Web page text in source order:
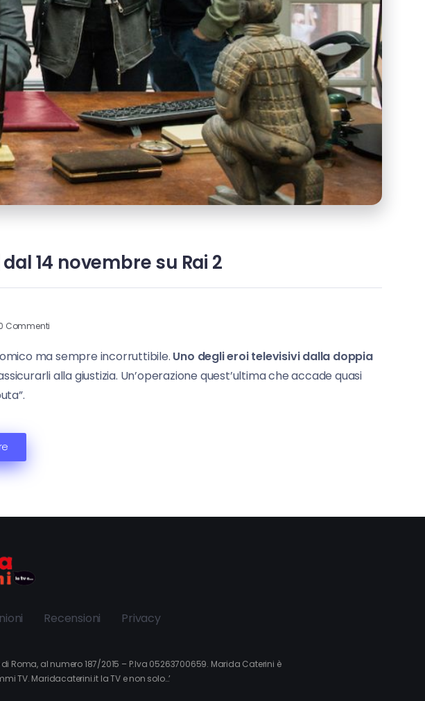
14 novembre su Rai 2
Commenti
ma sempre incorruttibile. Uno degli eroi televisivi dalla doppia
alla giustizia. Un’operazione quest’ultima che accade quasi
Recensioni Privacy
al numero 187/2015 – P.Iva 05263700659. Marida Caterini è
TV. Maridacaterini.it la TV e non solo…’